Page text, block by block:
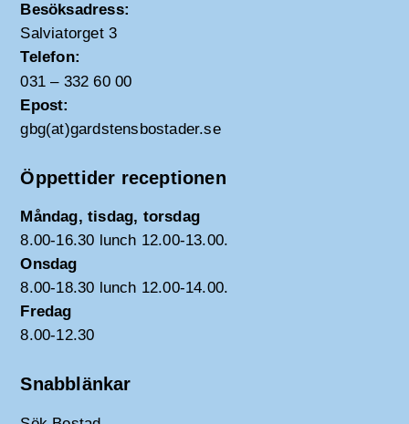
Besöksadress:
Salviatorget 3
Telefon:
031 – 332 60 00
Epost:
gbg(at)gardstensbostader.se
Öppettider receptionen
Måndag, tisdag, torsdag
8.00-16.30 lunch 12.00-13.00.
Onsdag
8.00-18.30 lunch 12.00-14.00.
Fredag
8.00-12.30
Snabblänkar